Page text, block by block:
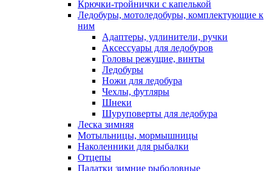
Крючки-тройнички с капелькой
Ледобуры, мотоледобуры, комплектующие к
ним
Адаптеры, удлинители, ручки
Аксессуары для ледобуров
Головы режущие, винты
Ледобуры
Ножи для ледобура
Чехлы, футляры
Шнеки
Шуруповерты для ледобура
Леска зимняя
Мотыльницы, мормышницы
Наколенники для рыбалки
Отцепы
Палатки зимние рыболовные